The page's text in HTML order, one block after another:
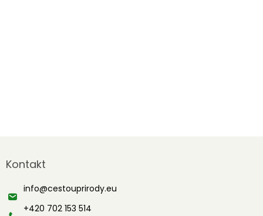
p
t
Kontakt
info@cestouprirody.eu
+420 702 153 514